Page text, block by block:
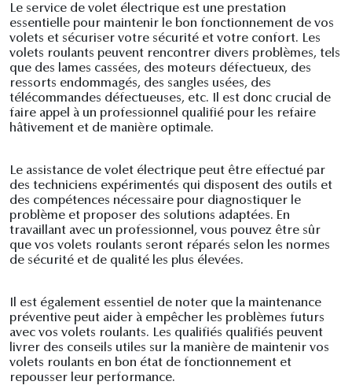
Le service de volet électrique est une prestation
essentielle pour maintenir le bon fonctionnement de vos
volets et sécuriser votre sécurité et votre confort. Les
volets roulants peuvent rencontrer divers problèmes, tels
que des lames cassées, des moteurs défectueux, des
ressorts endommagés, des sangles usées, des
télécommandes défectueuses, etc. Il est donc crucial de
faire appel à un professionnel qualifié pour les refaire
hâtivement et de manière optimale.
Le assistance de volet électrique peut être effectué par
des techniciens expérimentés qui disposent des outils et
des compétences nécessaire pour diagnostiquer le
problème et proposer des solutions adaptées. En
travaillant avec un professionnel, vous pouvez être sûr
que vos volets roulants seront réparés selon les normes
de sécurité et de qualité les plus élevées.
Il est également essentiel de noter que la maintenance
préventive peut aider à empêcher les problèmes futurs
avec vos volets roulants. Les qualifiés qualifiés peuvent
livrer des conseils utiles sur la manière de maintenir vos
volets roulants en bon état de fonctionnement et
repousser leur performance.